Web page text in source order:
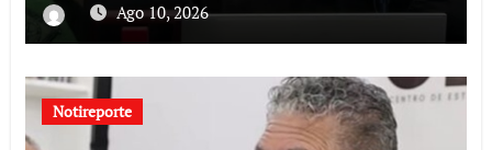
Ago 10, 2026
Notireporte